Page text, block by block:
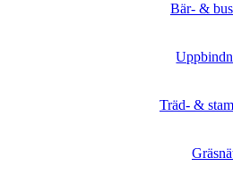
Bär- &
Träd- &